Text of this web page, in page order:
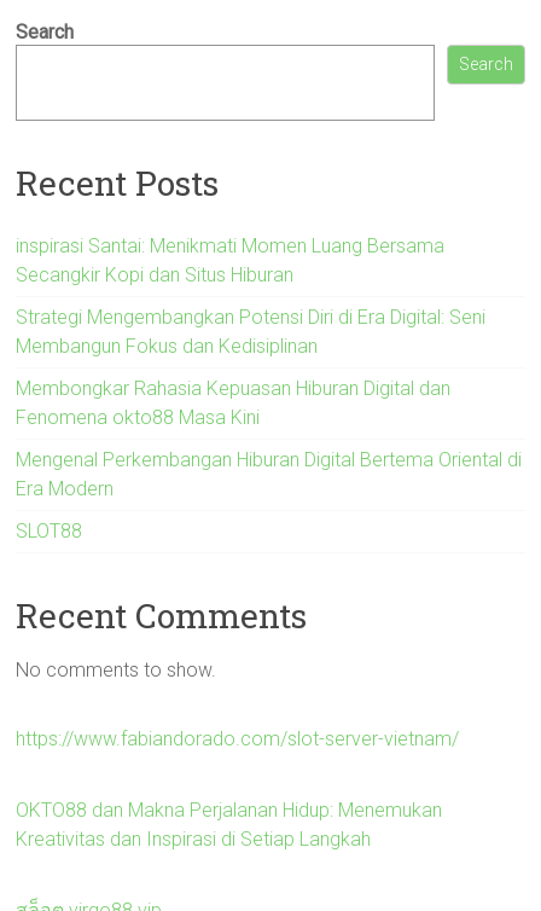
Search
Search
Recent Posts
inspirasi Santai: Menikmati Momen Luang Bersama
Secangkir Kopi dan Situs Hiburan
Strategi Mengembangkan Potensi Diri di Era Digital: Seni
Membangun Fokus dan Kedisiplinan
Membongkar Rahasia Kepuasan Hiburan Digital dan
Fenomena okto88 Masa Kini
Mengenal Perkembangan Hiburan Digital Bertema Oriental di
Era Modern
SLOT88
Recent Comments
No comments to show.
https://www.fabiandorado.com/slot-server-vietnam/
OKTO88 dan Makna Perjalanan Hidup: Menemukan
Kreativitas dan Inspirasi di Setiap Langkah